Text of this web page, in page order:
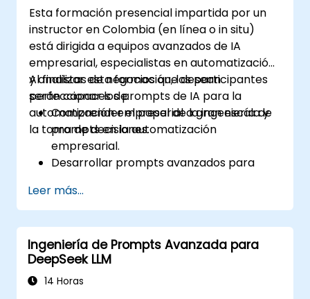
Esta formación presencial impartida por un
instructor en Colombia (en línea o in situ)
está dirigida a equipos avanzados de IA
empresarial, especialistas en automatización
y analistas de negocios que desean
perfeccionar los prompts de IA para la
automatización empresarial a gran escala y
la toma de decisiones.
Al finalizar esta formación, los participantes
serán capaces de:
Comprender el papel de la ingeniería de
prompts en la automatización
empresarial.
Desarrollar prompts avanzados para
impulsada por IA.
Automatizar flujos de trabajo
empresariales de manera eficiente
mediante estrategias impulsadas por IA.
Mejorar la precisión y fiabilidad de los
insights generados por IA.
Leer más...
Ingeniería de Prompts Avanzada para
DeepSeek LLM
14 Horas